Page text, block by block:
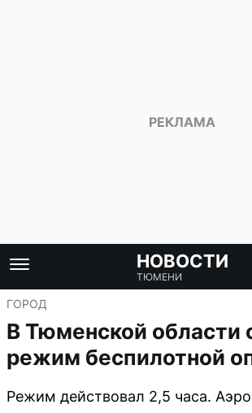
НОВОСТИ
ТЮМЕНИ
ГОРОД
В Тюменской области
режим беспилотной
Режим действовал 2,5 часа.